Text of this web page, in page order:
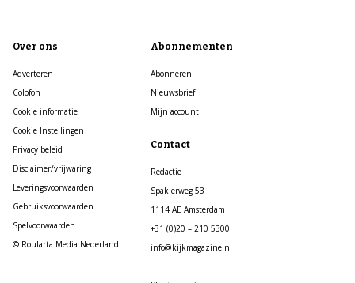
Over ons
Adverteren
Colofon
Cookie informatie
Cookie Instellingen
Privacy beleid
Disclaimer/vrijwaring
Leveringsvoorwaarden
Gebruiksvoorwaarden
Spelvoorwaarden
© Roularta Media Nederland
Abonnementen
Abonneren
Nieuwsbrief
Mijn account
Contact
Redactie
Spaklerweg 53
1114 AE Amsterdam
+31 (0)20 – 210 5300
info@kijkmagazine.nl